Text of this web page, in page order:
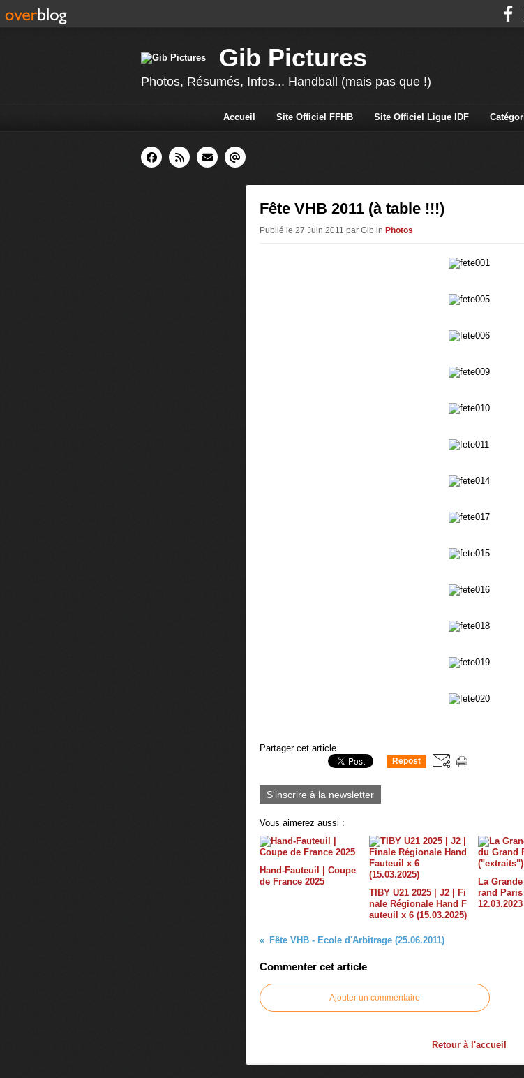
Gib Pictures
Photos, Résumés, Infos... Handball (mais pas que !)
Accueil Site Officiel FFHB Site Officiel Ligue IDF
Fête VHB 2011 (à table !!!)
Publié le 27 Juin 2011 par Gib in Photos
Partager cet article
Repost
S'inscrire à la newsletter
Vous aimerez aussi :
Hand-Fauteuil | Coupe
de France 2025
TIBY U21 2025 | J2 | Fi
nale Régionale Hand F
auteuil x 6 (15.03.2025)
La
rand Paris
12.03.2023
Fête VHB - Ecole d'Arbitrage (25.06.2011)
Commenter cet article
Ajouter un commentaire
Retour à l'accueil